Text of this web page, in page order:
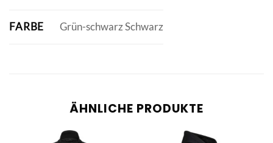
FARBE Grün-schwarz Schwarz
ÄHNLICHE PRODUKTE